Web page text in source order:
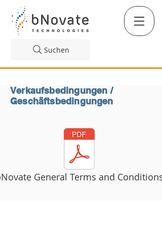
Suchen
Verkaufsbedingungen /
Geschäftsbedingungen
General Terms and Conditions